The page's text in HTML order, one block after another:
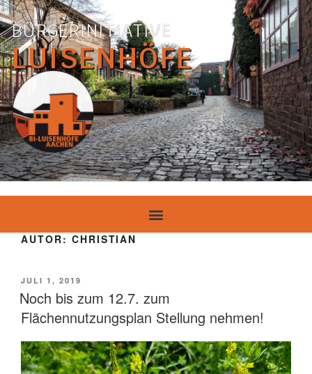
BÜRGERINITIATIVE
LUISENHÖFE
AUTOR: CHRISTIAN
JULI 1, 2019
Noch bis zum 12.7. zum
Flächennutzungsplan Stellung nehmen!